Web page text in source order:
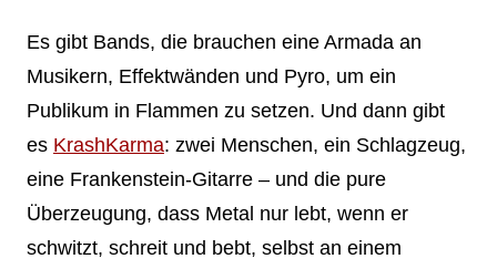
Es gibt Bands, die brauchen eine Armada an
Musikern, Effektwänden und Pyro, um ein
Publikum in Flammen zu setzen. Und dann gibt
es KrashKarma: zwei Menschen, ein Schlagzeug,
eine Frankenstein-Gitarre – und die pure
Überzeugung, dass Metal nur lebt, wenn er
schwitzt, schreit und bebt, selbst an einem